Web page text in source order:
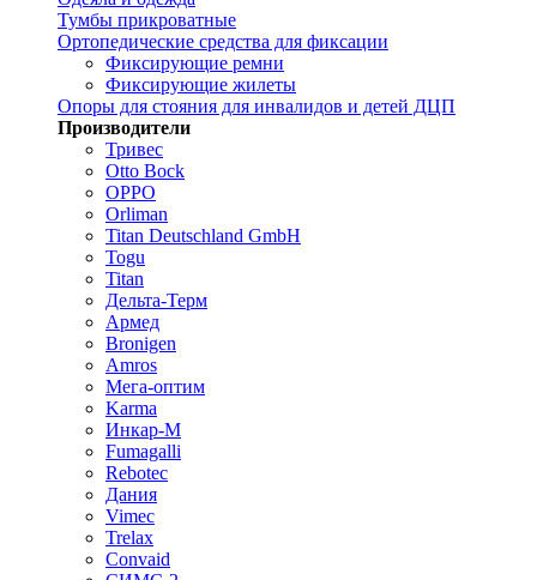
Тумбы прикроватные
Ортопедические средства для фиксации
Фиксирующие ремни
Фиксирующие жилеты
Опоры для стояния для инвалидов и детей ДЦП
Производители
Тривес
Otto Bock
OPPO
Orliman
Titan Deutschland GmbH
Togu
Titan
Дельта-Терм
Армед
Bronigen
Amros
Мега-оптим
Karma
Инкар-М
Fumagalli
Rebotec
Дания
Vimec
Trelax
Convaid